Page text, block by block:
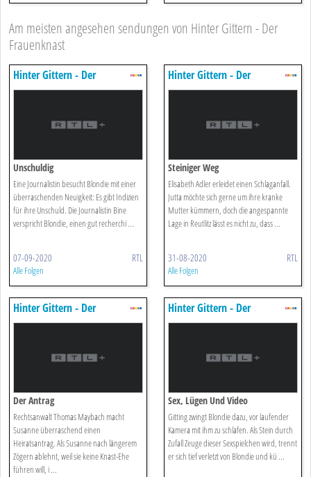
Am meisten angesehen sendungen von Hinter Gittern - Der
Frauenknast
Hinter Gittern - Der
Frauenknast
Unschuldig
Eine Journalistin besucht Blondie mit einer
überraschenden Neuigkeit: Es gibt Indizien
für ihre Unschuld. Die Journalistin Bine
verspricht Blondie, einen gut recherchi ...
07-09-2020 RTL
Alle Folgen
Hinter Gittern - Der
Frauenknast
Steiniger Weg
Elisabeth Adler erleidet einen Schlaganfall.
Jutta möchte sich gerne um ihre kranke
Mutter kümmern, doch die angespannte
Lage in Reutlitz lässt es nicht zu, dass ...
31-08-2020 RTL
Alle Folgen
Hinter Gittern - Der
Frauenknast
Der Antrag
Rechtsanwalt Thomas Maybach macht
Susanne überraschend einen
Heiratsantrag. Als Susanne nach längerem
Zögern ablehnt, weil sie keine Knast-Ehe
führen will, i ...
Hinter Gittern - Der
Frauenknast
Sex, Lügen Und Video
Gitting zwingt Blondie dazu, vor laufender
Kamera mit ihm zu schlafen. Als Stein durch
Zufall Zeuge dieser Sexspielchen wird, trennt
er sich tief verletzt von Blondie und kü ...